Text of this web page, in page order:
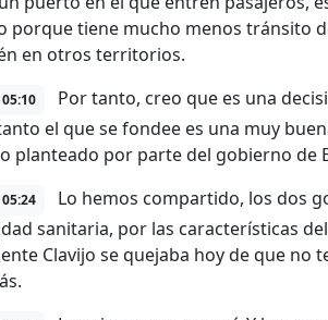
porque tiene mucho menos tránsito
en otros territorios.
Por tanto, creo que es una
el que se fondee es una muy
planteado por parte del gobierno de
Lo hemos compartido, los dos
sanitaria, por las características
Clavijo se quejaba hoy de que